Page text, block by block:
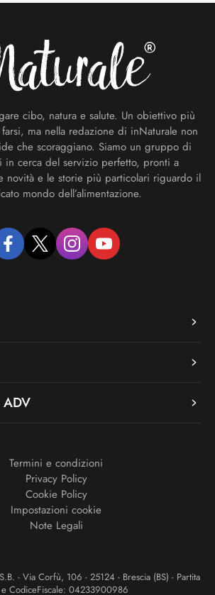
cibo, natura e salute. Un obiettivo più
ma nella redazione di inNaturale non
che scoraggiano. Siamo un gruppo di
in cerca del servizio perfetto, pronti a
novità e le storie più particolari riguardo il
mondo dell’alimentazione.
facebooktwitter instagramyoutube
ADV
Termini e condizioni
Privacy Policy
Cookie Policy
Impostazioni cookie
Note Legali
- Via Corfù, 106 - 25124 - Brescia (BS) - Partita
CodiceFiscale: 04233900986